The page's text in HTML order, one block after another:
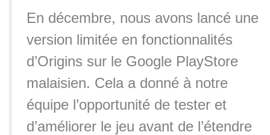
En décembre, nous avons lancé une
version limitée en fonctionnalités
d’Origins sur le Google PlayStore
malaisien. Cela a donné à notre
équipe l’opportunité de tester et
d’améliorer le jeu avant de l’étendre